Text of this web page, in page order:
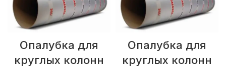
Опалубка для
круглых колонн
Опалубка для
круглых колонн